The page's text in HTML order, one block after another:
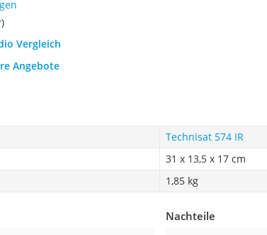
)
Vergleich
Angebote
Technisat 574 IR
31 x 13,5 x 17 cm
1,85 kg
Nachteile